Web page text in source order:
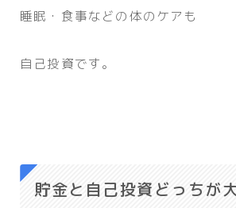
睡眠・食事などの体のケアも
自己投資です。
貯金と自己投資どっちが